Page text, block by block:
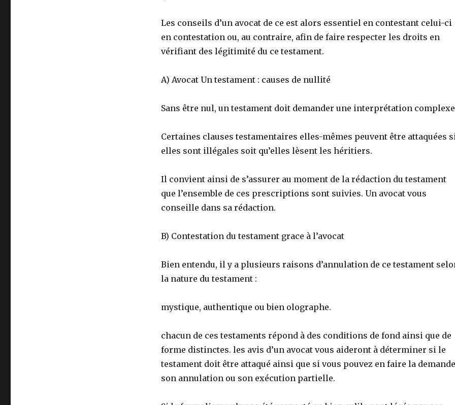
Les conseils d’un avocat de ce est alors essentiel en contestant celui-ci
en contestation ou, au contraire, afin de faire respecter les droits en
vérifiant des légitimité du ce testament.
A) Avocat Un testament : causes de nullité
Sans être nul, un testament doit demander une interprétation
Certaines clauses testamentaires elles-mêmes peuvent être attaquées
elles sont illégales soit qu’elles lèsent les héritiers.
Il convient ainsi de s’assurer au moment de la rédaction du testament
que l’ensemble de ces prescriptions sont suivies. Un avocat vous
conseille dans sa rédaction.
B) Contestation du testament grace à l’avocat
Bien entendu, il y a plusieurs raisons d’annulation de ce testament
la nature du testament :
mystique, authentique ou bien olographe.
chacun de ces testaments répond à des conditions de fond ainsi que de
forme distinctes. les avis d’un avocat vous aideront à déterminer si le
testament doit être attaqué ainsi que si vous pouvez en faire la demande
son annulation ou son exécution partielle.